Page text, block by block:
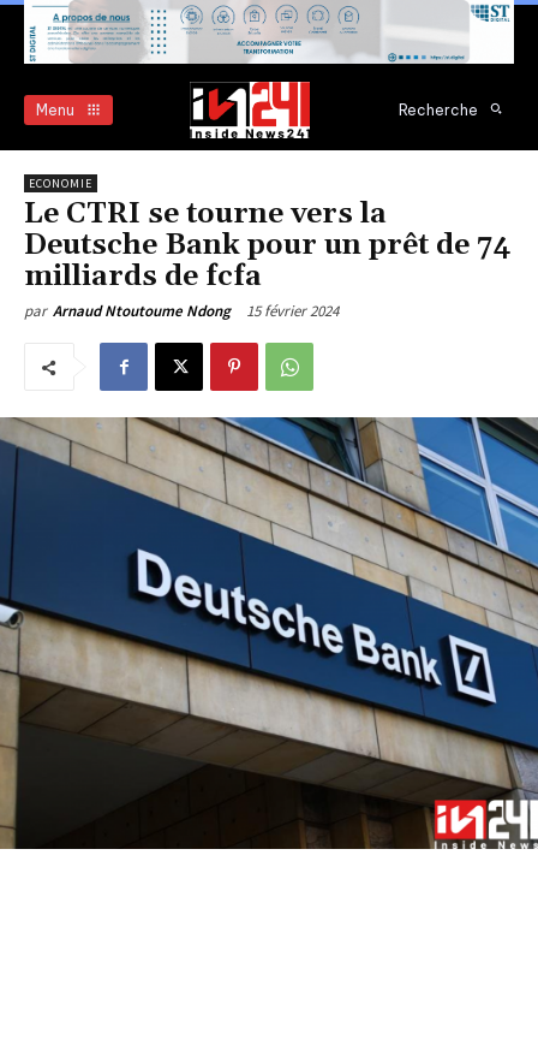
Menu Recherche
ECONOMIE
Le CTRI se tourne vers la
Deutsche Bank pour un prêt de 74
milliards de fcfa
par Arnaud Ntoutoume Ndong 15 février 2024